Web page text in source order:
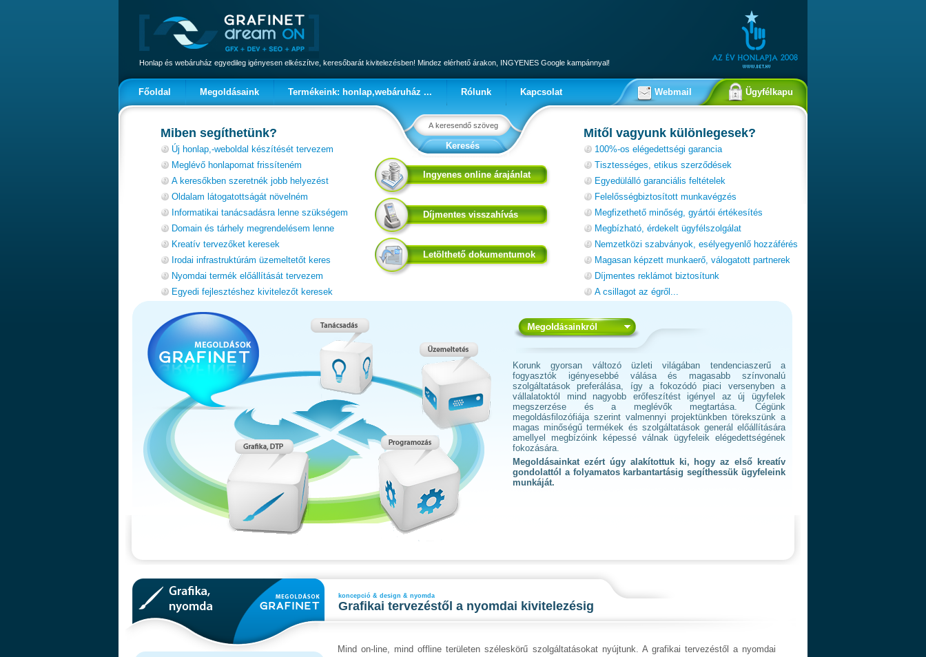
Honlap és webáruház egyedileg igényesen elkészítve, keresőbarát kivitelezésben! Mindez elérhető árakon, INGYENES Google kampánnyal!
Főoldal Megoldásaink Termékeink: honlap,webáruház ... Rólunk Kapcsolat Webmail Ügyfélkapu
Miben segíthetünk?
Új honlap,-weboldal készítését tervezem
Meglévő honlapomat frissíteném
A keresőkben szeretnék jobb helyezést
Oldalam látogatottságát növelném
Informatikai tanácsadásra lenne szükségem
Domain és tárhely megrendelésem lenne
Kreatív tervezőket keresek
Irodai infrastruktúrám üzemeltetőt keres
Nyomdai termék előállítását tervezem
Egyedi fejlesztéshez kivitelezőt keresek
Ingyenes online árajánlat
Díjmentes visszahívás
Letölthető dokumentumok
Mitől vagyunk különlegesek?
100%-os elégedettségi garancia
Tisztességes, etikus szerződések
Egyedülálló garanciális feltételek
Felelősségbiztosított munkavégzés
Megfizethető minőség, gyártói értékesítés
Megbízható, érdekelt ügyfélszolgálat
Nemzetközi szabványok, esélyegyenlő hozzáférés
Magasan képzett munkaerő, válogatott partnerek
Díjmentes reklámot biztosítunk
A csillagot az égről...
Korunk gyorsan változó üzleti világában tendenciaszerű a
fogyasztók igényesebbé válása és magasabb színvonalú
szolgáltatások preferálása, így a fokozódó piaci versenyben a
vállalatoktól mind nagyobb erőfeszítést igényel az új ügyfelek
megszerzése és a meglévők megtartása. Cégünk
megoldásfilozófiája szerint valmennyi projektünkben törekszünk a
magas minőségű termékek és szolgáltatások generál előállítására
amellyel megbízóink képessé válnak ügyfeleik elégedettségének
fokozására.
Megoldásainkat ezért úgy alakítottuk ki, hogy az első kreatív
gondolattól a folyamatos karbantartásig segíthessük ügyfeleink
munkáját.
koncepció & design & nyomda
Grafikai tervezéstől a nyomdai kivitelezésig
Mind on-line, mind offline területen széleskörű szolgáltatásokat nyújtunk. A grafikai tervezéstől a nyomdai